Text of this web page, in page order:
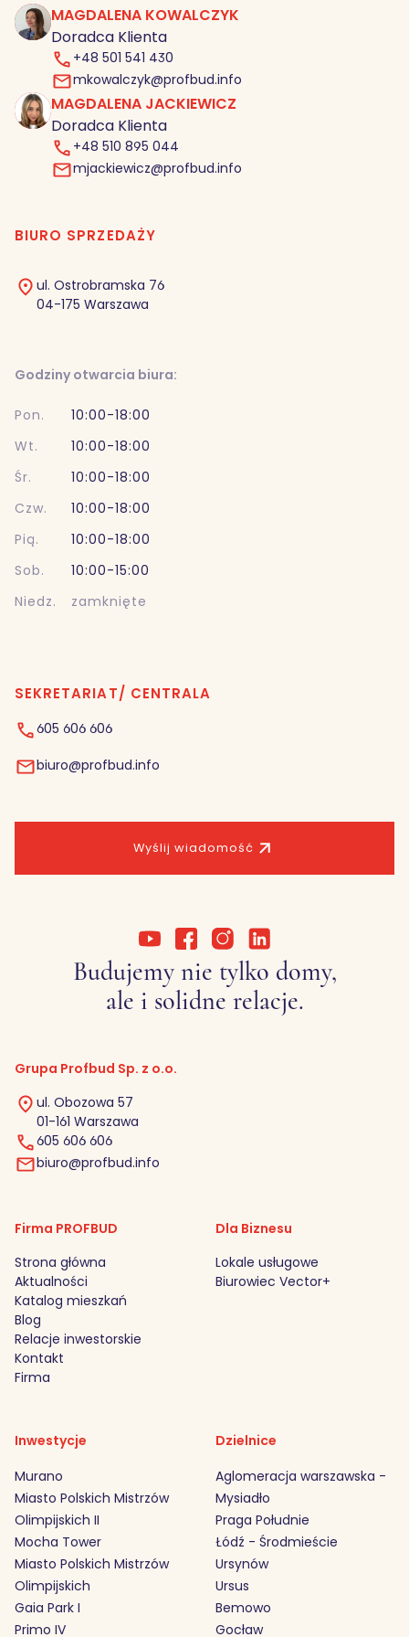
MK MAGDALENA KOWALCZYK
Doradca Klienta
+48 501 541 430
mkowalczyk@profbud.info
MJ MAGDALENA JACKIEWICZ
Doradca Klienta
+48 510 895 044
mjackiewicz@profbud.info
Wyślij wiadomość
BIURO SPRZEDAŻY
ul. Ostrobramska 76
04-175 Warszawa
Godziny otwarcia biura:
Pon.
10:00-18:00
Wt.
10:00-18:00
Śr.
10:00-18:00
Czw.
10:00-18:00
Pią.
10:00-18:00
Sob.
10:00-15:00
Niedz.
zamknięte
SEKRETARIAT/ CENTRALA
605 606 606
biuro@profbud.info
Budujemy nie tylko domy,
ale i solidne relacje.
Grupa Profbud Sp. z o.o.
ul. Obozowa 57
01-161 Warszawa
605 606 606
biuro@profbud.info
Firma PROFBUD
Strona główna
Aktualności
Katalog mieszkań
Blog
Relacje inwestorskie
Kontakt
Firma
Dla Biznesu
Lokale usługowe
Biurowiec Vector+
Inwestycje
Murano
Miasto Polskich Mistrzów
Olimpijskich II
Mocha Tower
Miasto Polskich Mistrzów
Olimpijskich
Gaia Park I
Primo IV
Dzielnice
Aglomeracja warszawska -
Mysiadło
Praga Południe
Łódź - Środmieście
Ursynów
Ursus
Bemowo
Gocław